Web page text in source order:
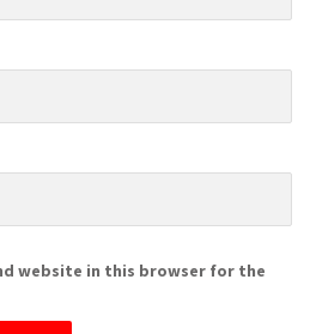
website in this browser for the